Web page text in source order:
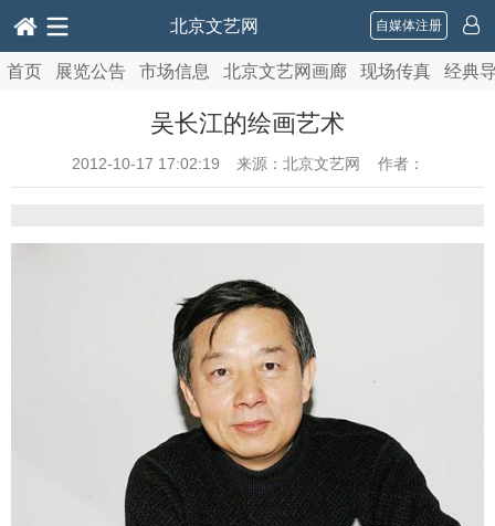
北京文艺网 自媒体注册
首页 展览公告 市场信息 北京文艺网画廊 现场传真 经典
吴长江的绘画艺术
2012-10-17 17:02:19 来源：北京文艺网 作者：